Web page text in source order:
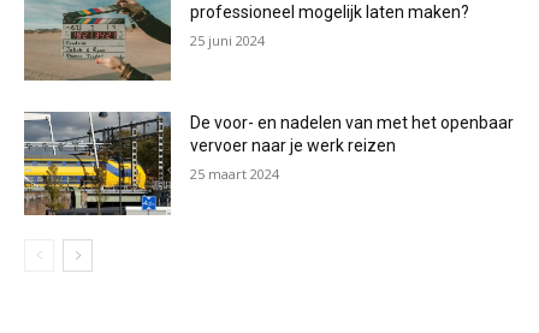
professioneel mogelijk laten maken?
25 juni 2024
De voor- en nadelen van met het openbaar
vervoer naar je werk reizen
25 maart 2024